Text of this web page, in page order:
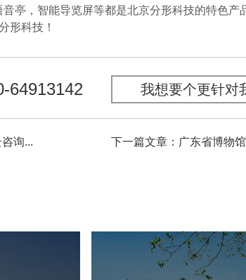
亭，智能导览屏等都是北京分形科技的特色产
形科技！
64913142 我想要个更针对
询... 下一篇文章：广东省博物
海淀